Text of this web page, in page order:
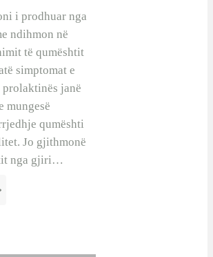
i prodhuar nga
ndihmon në
të qumështit
simptomat e
janë
mungesë
qumështi
Jo gjithmonë
nga gjiri…